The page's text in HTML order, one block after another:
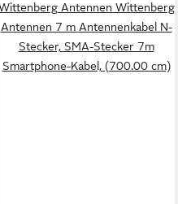
Antennen Wittenberg
Antennen 7 m Antennenkabel N-
Stecker, SMA-Stecker 7m
Smartphone-Kabel, (700.00 cm)